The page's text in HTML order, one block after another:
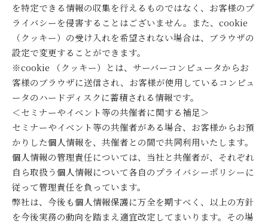
を特定できる情報の収集を行えるものではなく、お客様のプ
ライバシーを侵害することはございません。また、cookie
（クッキー）の受け入れを希望されない場合は、ブラウザの
設定で変更することができます。
※cookie （クッキー）とは、サーバーコンピュータからお
客様のブラウザに送信され、お客様が使用しているコンピュ
ータのハードディスクに蓄積される情報です。
＜セミナーやイベント等の共催者に関する補足＞
セミナーやイベント等の共催者がある場合、お客様からお預
かりした個人情報を、共催者との間で共同利用いたします。
個人情報の管理責任については、当社と共催者が、それぞれ
自ら取扱う個人情報について各自のプライバシーポリシーに
従って管理責任を負っています。
弊社は、今後も個人情報保護に万全を期すべく、以上の方針
を今後実務の動向を踏まえ適宜改定してまいります。その場